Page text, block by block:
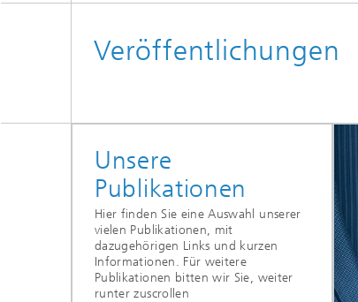
Veröffentlichungen
Unsere
Publikationen
Hier finden Sie eine Auswahl unserer
vielen Publikationen, mit
dazugehörigen Links und kurzen
Informationen. Für weitere
Publikationen bitten wir Sie, weiter
runter zuscrollen